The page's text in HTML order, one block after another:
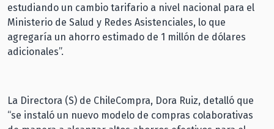
estudiando un cambio tarifario a nivel nacional para el
Ministerio de Salud y Redes Asistenciales, lo que
agregaría un ahorro estimado de 1 millón de dólares
adicionales”.
La Directora (S) de ChileCompra, Dora Ruiz, detalló que
“se instaló un nuevo modelo de compras colaborativas